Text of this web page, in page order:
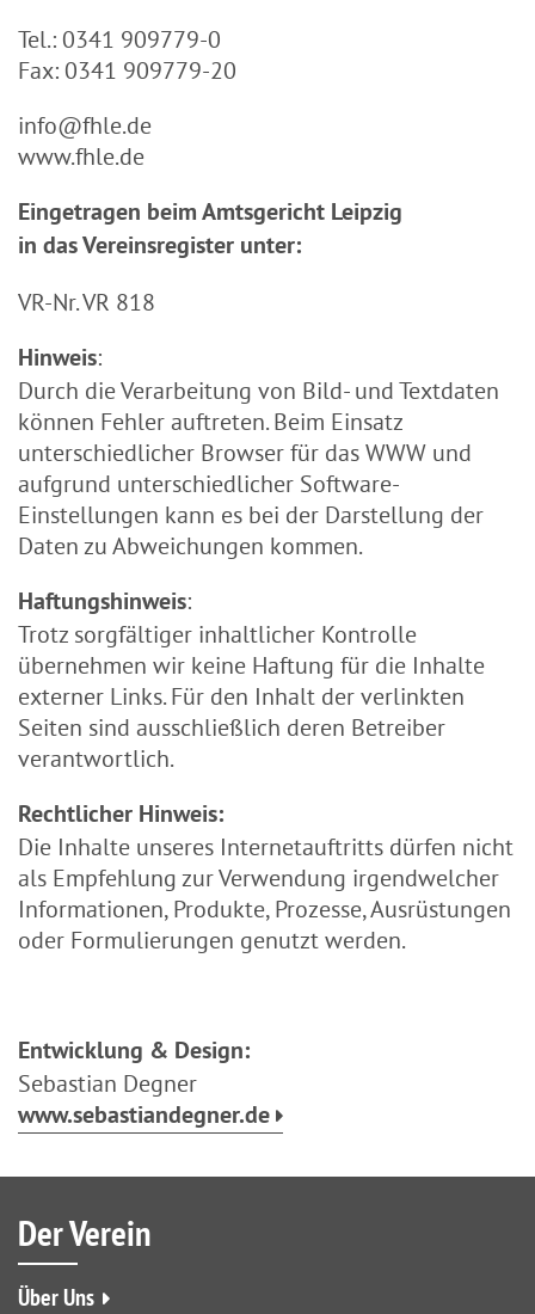
Tel.: 0341 909779-0
Fax: 0341 909779-20
info@fhle.de
www.fhle.de
Eingetragen beim Amtsgericht Leipzig
in das Vereinsregister unter:
VR-Nr. VR 818
Hinweis:
Durch die Verarbeitung von Bild- und Textdaten
können Fehler auftreten. Beim Einsatz
unterschiedlicher Browser für das WWW und
aufgrund unterschiedlicher Software-
Einstellungen kann es bei der Darstellung der
Daten zu Abweichungen kommen.
Haftungshinweis:
Trotz sorgfältiger inhaltlicher Kontrolle
übernehmen wir keine Haftung für die Inhalte
externer Links. Für den Inhalt der verlinkten
Seiten sind ausschließlich deren Betreiber
verantwortlich.
Rechtlicher Hinweis:
Die Inhalte unseres Internetauftritts dürfen nicht
als Empfehlung zur Verwendung irgendwelcher
Informationen, Produkte, Prozesse, Ausrüstungen
oder Formulierungen genutzt werden.
Entwicklung & Design:
Sebastian Degner
www.sebastiandegner.de
DerVerein
Über Uns